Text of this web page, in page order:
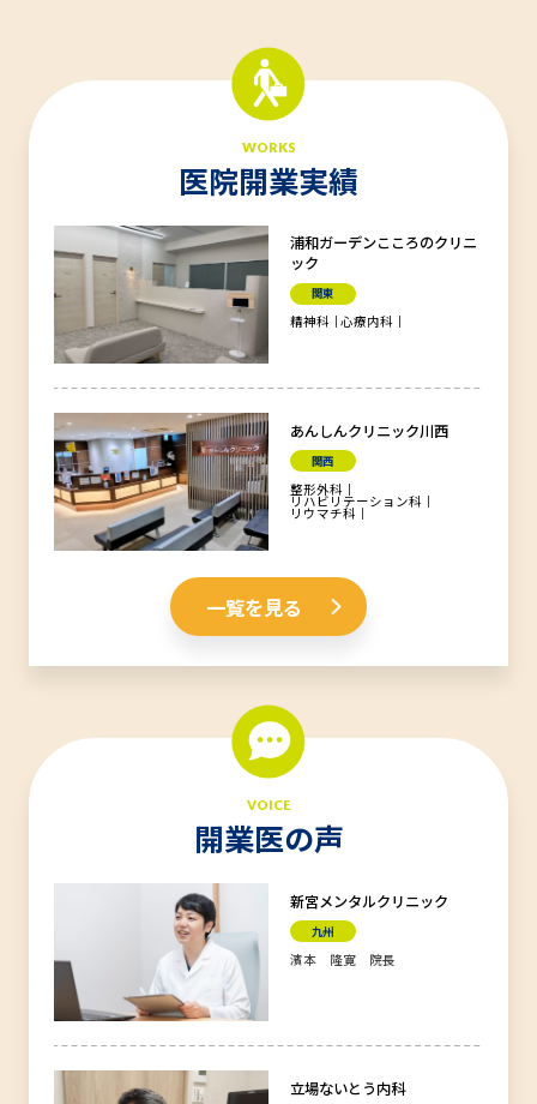
WORKS
医院開業実績
浦和ガーデンこころのクリニ
ック
関東
精神科 心療内科
あんしんクリニック川西
関西
整形外科
リハビリテーション科
リウマチ科
一覧を見る
VOICE
開業医の声
新宮メンタルクリニック
九州
濱本 隆寛 院長
立場ないとう内科